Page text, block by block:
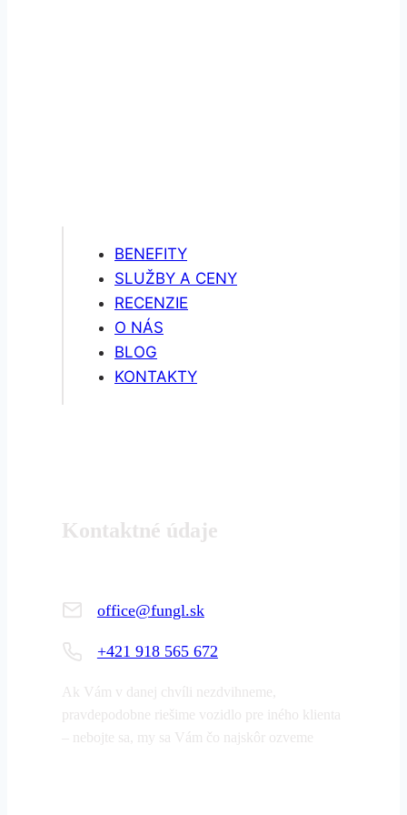
BENEFITY
SLUŽBY A CENY
RECENZIE
O NÁS
BLOG
KONTAKTY
Kontaktné údaje
office@fungl.sk
+421 918 565 672
Ak Vám v danej chvíli nezdvihneme,
pravdepodobne riešime vozidlo pre iného klienta
– nebojte sa, my sa Vám čo najskôr ozveme